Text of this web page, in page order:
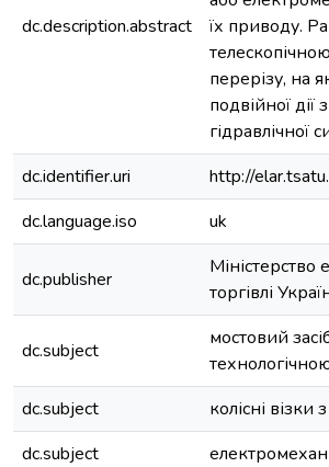
dc.description.abstract
їх приводу.
перерізу, на
подвійної
гідравлічної
dc.identifier.uri
http://
dc.language.iso
uk
dc.publisher
Міністерство
торгівлі
dc.subject
мостовий
dc.subject
колісні
dc.subject